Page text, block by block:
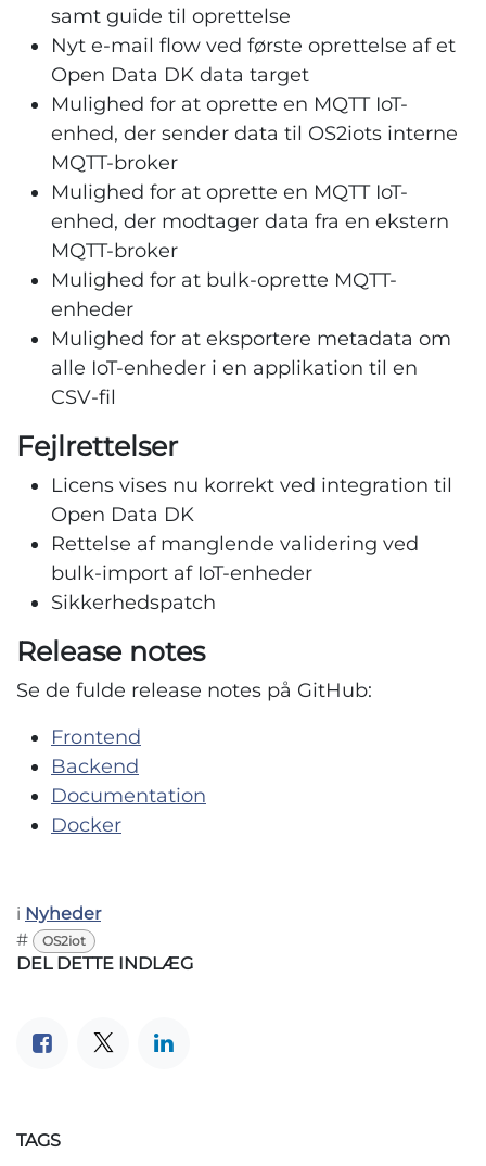
samt guide til oprettelse
Nyt e-mail flow ved første oprettelse af et
Open Data DK data target
Mulighed for at oprette en MQTT IoT-
enhed, der sender data til OS2iots interne
MQTT-broker
Mulighed for at oprette en MQTT IoT-
enhed, der modtager data fra en ekstern
MQTT-broker
Mulighed for at bulk-oprette MQTT-
enheder
Mulighed for at eksportere metadata om
alle IoT-enheder i en applikation til en
CSV-fil
Fejlrettelser
Licens vises nu korrekt ved integration til
Open Data DK
Rettelse af manglende validering ved
bulk-import af IoT-enheder
Sikkerhedspatch
Release notes
Se de fulde release notes på GitHub:
Frontend
Backend
Documentation
Docker
i Nyheder
#
OS2iot
DEL DETTE INDLÆG
TAGS